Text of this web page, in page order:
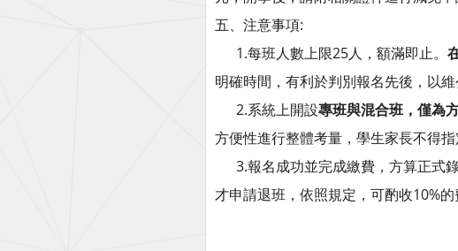
五、注意事項:
1.每班人數上限25人，額滿即止。
明確時間，有利於判別報名先後，以維
2.系統上開設專班與混合班，僅為
方便性進行整體考量，學生家長不得指
3.報名成功並完成繳費，方算正式錄
才申請退班，依照規定，可酌收10%的